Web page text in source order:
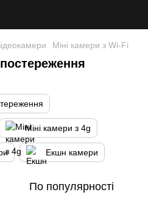
Міні камери з Wi-Fi
Міні камери з 4g
Екшн камери
По популярності